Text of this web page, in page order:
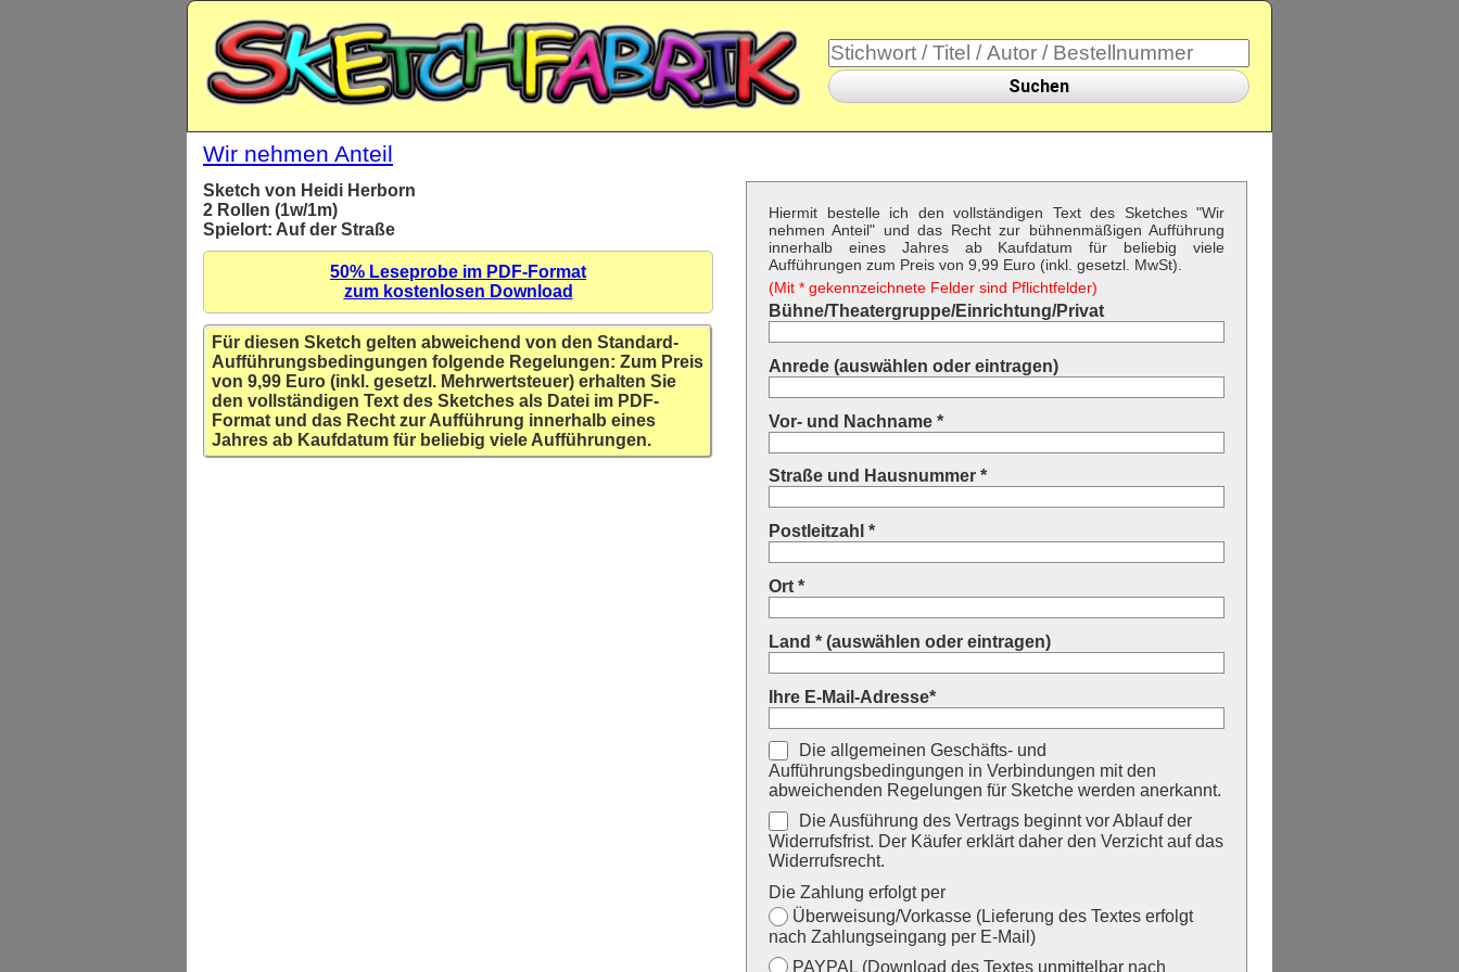
Suchen
Wir nehmen Anteil
Sketch von Heidi Herborn
2 Rollen (1w/1m)
Spielort: Auf der Straße
50% Leseprobe im PDF-Format
zum kostenlosen Download
Für diesen Sketch gelten abweichend von den Standard-
Aufführungsbedingungen folgende Regelungen: Zum Preis
von 9,99 Euro (inkl. gesetzl. Mehrwertsteuer) erhalten Sie
den vollständigen Text des Sketches als Datei im PDF-
Format und das Recht zur Aufführung innerhalb eines
Jahres ab Kaufdatum für beliebig viele Aufführungen.
Hiermit bestelle ich den vollständigen Text des Sketches "Wir
nehmen Anteil" und das Recht zur bühnenmäßigen Aufführung
innerhalb eines Jahres ab Kaufdatum für beliebig viele
Aufführungen zum Preis von 9,99 Euro (inkl. gesetzl. MwSt).
(Mit * gekennzeichnete Felder sind Pflichtfelder)
Bühne/Theatergruppe/Einrichtung/Privat
Anrede (auswählen oder eintragen)
Vor- und Nachname *
Straße und Hausnummer *
Postleitzahl *
Ort *
Land * (auswählen oder eintragen)
Ihre E-Mail-Adresse*
Die allgemeinen Geschäfts- und
Aufführungsbedingungen in Verbindungen mit den
abweichenden Regelungen für Sketche werden anerkannt.
Die Ausführung des Vertrags beginnt vor Ablauf der
Widerrufsfrist. Der Käufer erklärt daher den Verzicht auf das
Widerrufsrecht.
Die Zahlung erfolgt per
Überweisung/Vorkasse (Lieferung des Textes erfolgt
nach Zahlungseingang per E-Mail)
PAYPAL (Download des Textes unmittelbar nach